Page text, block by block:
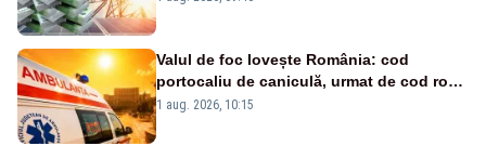
Valul de foc lovește România: cod
portocaliu de caniculă, urmat de cod roșu
duminică. Temperaturile urcă spre 40°C
1 aug. 2026, 10:15